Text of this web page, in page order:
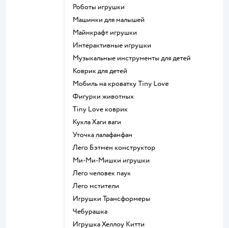
Роботы игрушки
Машинки для малышей
Майнкрафт игрушки
Интерактивные игрушки
Музыкальные инструменты для детей
Коврик для детей
Мобиль на кроватку Tiny Love
Фигурки животных
Tiny Love коврик
Кукла Хаги ваги
Уточка лалафанфан
Лего Бэтмен конструктор
Ми-Ми-Мишки игрушки
Лего человек паук
Лего мстители
Игрушки Трансформеры
Чебурашка
Игрушка Хеллоу Китти